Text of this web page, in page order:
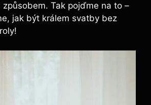
způsobem. Tak pojďme na to –
jak být králem svatby bez